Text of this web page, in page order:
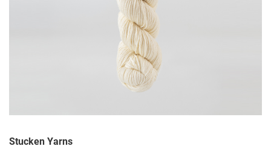
Stucken Yarns